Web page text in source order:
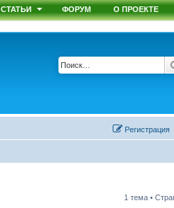
СТАТЬИ ФОРУМ О ПРОЕКТЕ
Регистрация
1 тема •